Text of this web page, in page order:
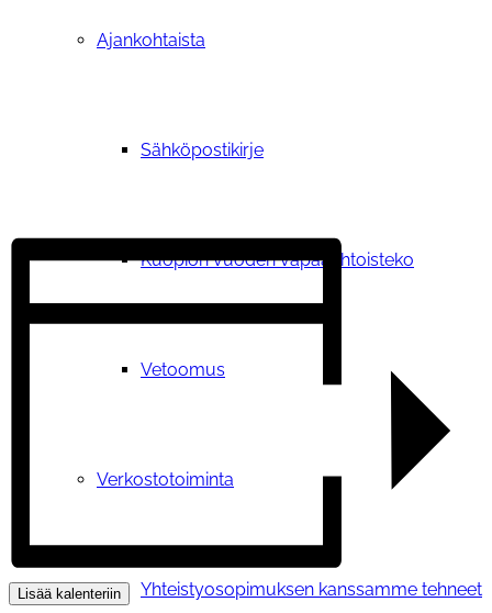
Ajankohtaista
Sähköpostikirje
Kuopion vuoden vapaaehtoisteko
Vetoomus
Verkostotoiminta
Yhteistyosopimuksen kanssamme tehneet
Lisää kalenteriin